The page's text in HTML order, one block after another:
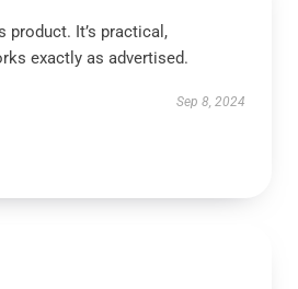
product. It’s practical,
exactly as advertised.
Sep 8, 2024